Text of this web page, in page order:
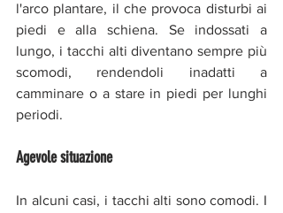
l'arco plantare, il che provoca disturbi ai
piedi e alla schiena. Se indossati a
lungo, i tacchi alti diventano sempre più
scomodi, rendendoli inadatti a
camminare o a stare in piedi per lunghi
periodi.
Agevole situazione
In alcuni casi, i tacchi alti sono comodi. I